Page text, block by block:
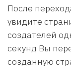
После
увидите
создателей
секунд Вы
созданную